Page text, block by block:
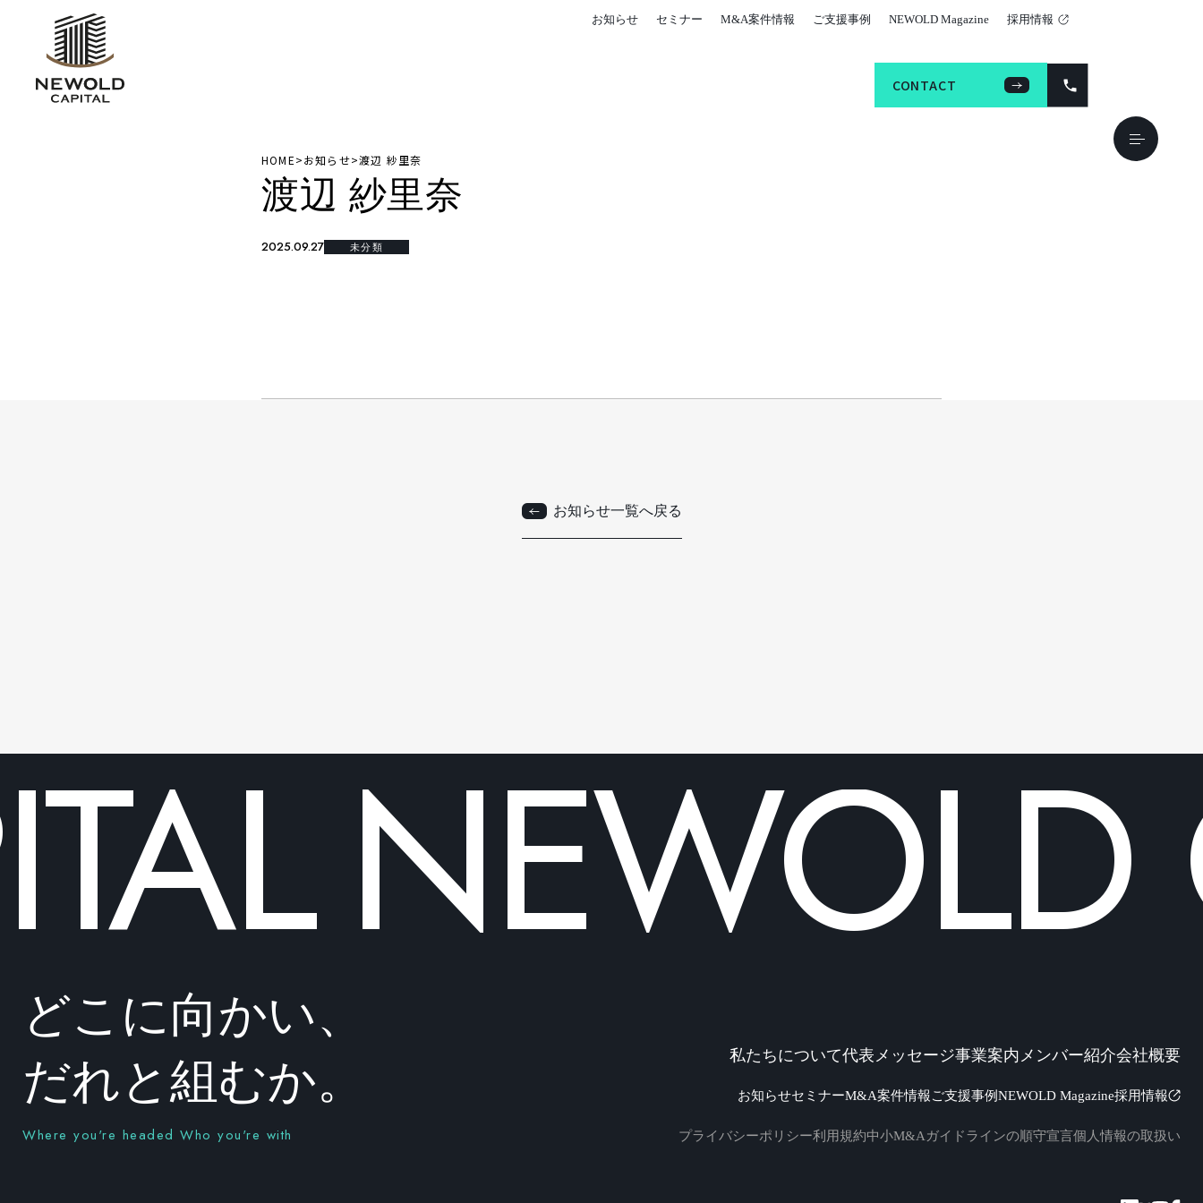
お知らせ セミナー M&A案件情報 ご支援事例 NEWOLD Magazine 採用情報
CONTACT
CONTACT
HOME>お知らせ>渡辺 紗里奈
渡辺 紗里奈
2025.09.27 未分類
お知らせ一覧へ戻る
NEWOLD
どこに向かい、
だれと組むか。
Where you're headed Who you're with
私たちについて代表メッセージ事業案内 メンバー紹介会社概要
お知らせセミナーM&A案件情報ご支援事例NEWOLD Magazine採用情報
プライバシーポリシー利用規約中小M&Aガイドラインの順守宣言個人情報の取扱い